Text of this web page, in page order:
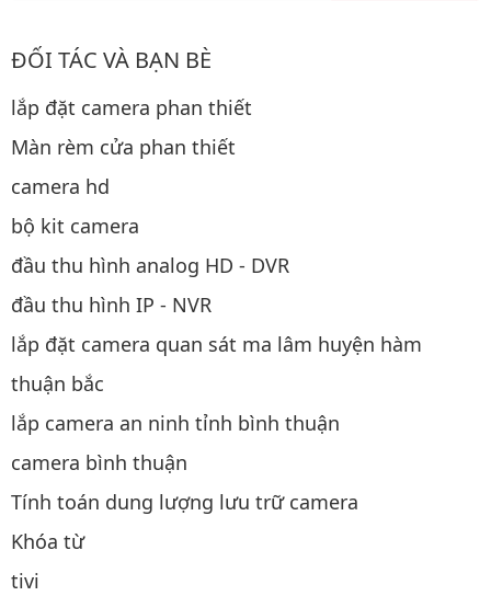
ĐỐI TÁC VÀ BẠN BÈ
lắp đặt camera phan thiết
Màn rèm cửa phan thiết
camera hd
bộ kit camera
đầu thu hình analog HD - DVR
đầu thu hình IP - NVR
lắp đặt camera quan sát ma lâm huyện hàm
thuận bắc
lắp camera an ninh tỉnh bình thuận
camera bình thuận
Tính toán dung lượng lưu trữ camera
Khóa từ
tivi